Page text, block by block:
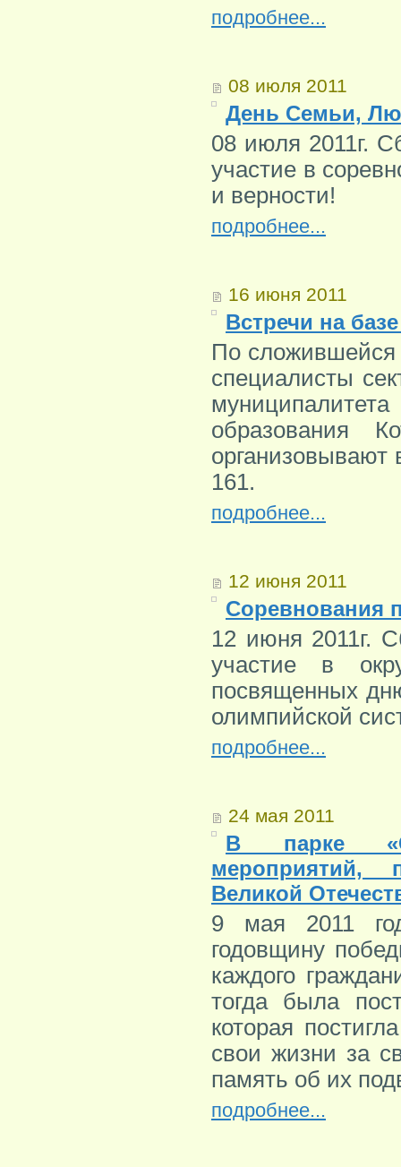
подробнее...
08 июля 2011
День Семьи,
08 июля 2011г.
участие в
и верности!
подробнее...
16 июня 2011
Встречи на
По сложившейся
специалисты
образования
организовывают
161.
подробнее...
12 июня 2011
Соревнования
12 июня 2011г.
участие в
посвященных
олимпийской
подробнее...
24 мая 2011
В парке
мероприятий,
Великой
9 мая 2011
годовщину
каждого
тогда была
которая
свои жизни за
память об их
подробнее...